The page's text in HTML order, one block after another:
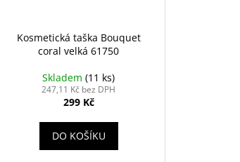
Kosmetická taška Bouquet
coral velká 61750
Skladem(11 ks)
247,11 Kč bez DPH
299 Kč
DO KOŠÍKU